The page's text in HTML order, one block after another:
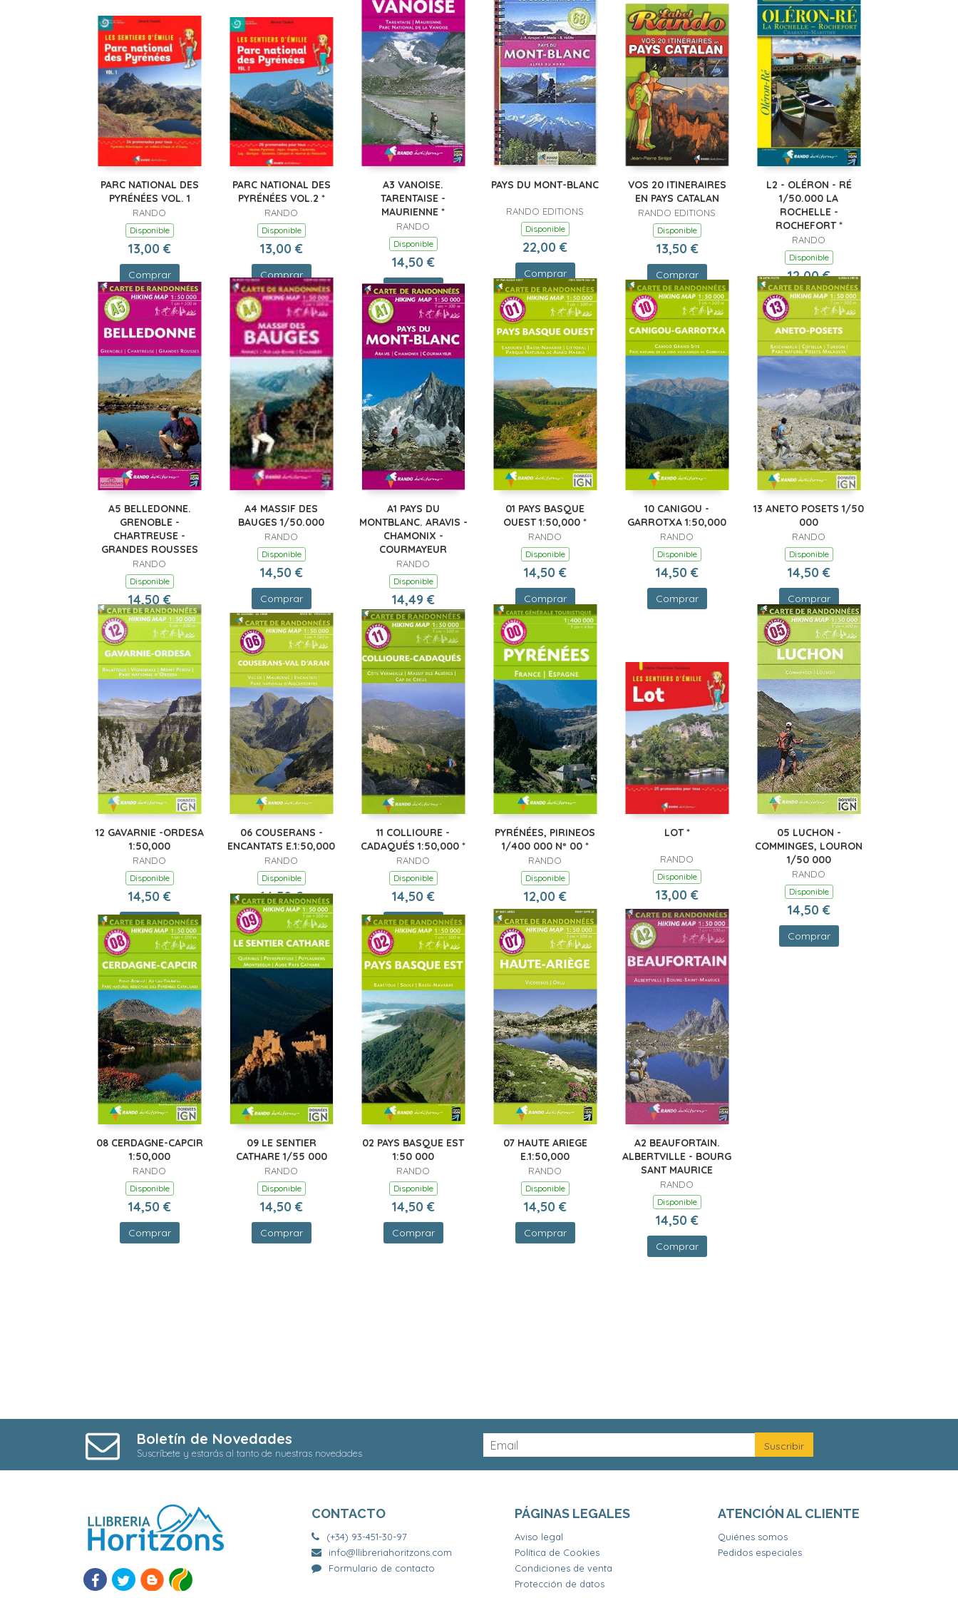
PARC NATIONAL DES
PYRÉNÉES VOL. 1
RANDO
Disponible
13,00 €
Comprar
PARC NATIONAL DES
PYRÉNÉES VOL.2 *
RANDO
Disponible
13,00 €
Comprar
A3 VANOISE.
TARENTAISE -
MAURIENNE *
RANDO
Disponible
14,50 €
Comprar
PAYS DU MONT-BLANC
RANDO EDITIONS
Disponible
22,00 €
Comprar
VOS 20 ITINERAIRES
EN PAYS CATALAN
RANDO EDITIONS
Disponible
13,50 €
Comprar
L2 - OLÉRON - RÉ
1/50.000 LA
ROCHELLE -
ROCHEFORT *
RANDO
Disponible
12,00 €
Comprar
A5 BELLEDONNE.
GRENOBLE -
CHARTREUSE -
GRANDES ROUSSES
RANDO
Disponible
14,50 €
Comprar
A4 MASSIF DES
BAUGES 1/50.000
RANDO
Disponible
14,50 €
Comprar
A1 PAYS DU
MONTBLANC. ARAVIS -
CHAMONIX -
COURMAYEUR
RANDO
Disponible
14,49 €
Comprar
01 PAYS BASQUE
OUEST 1:50,000 *
RANDO
Disponible
14,50 €
Comprar
10 CANIGOU -
GARROTXA 1:50,000
RANDO
Disponible
14,50 €
Comprar
13 ANETO POSETS 1/50
000
RANDO
Disponible
14,50 €
Comprar
12 GAVARNIE -ORDESA
1:50,000
RANDO
Disponible
14,50 €
Comprar
06 COUSERANS -
ENCANTATS E.1:50,000
RANDO
Disponible
14,50 €
Comprar
11 COLLIOURE -
CADAQUÉS 1:50,000 *
RANDO
Disponible
14,50 €
Comprar
PYRÉNÉES, PIRINEOS
1/400 000 Nº 00 *
RANDO
Disponible
12,00 €
Comprar
LOT *
RANDO
Disponible
13,00 €
Comprar
05 LUCHON -
COMMINGES, LOURON
1/50 000
RANDO
Disponible
14,50 €
Comprar
08 CERDAGNE-CAPCIR
1:50,000
RANDO
Disponible
14,50 €
Comprar
09 LE SENTIER
CATHARE 1/55 000
RANDO
Disponible
14,50 €
Comprar
02 PAYS BASQUE EST
1:50 000
RANDO
Disponible
14,50 €
Comprar
07 HAUTE ARIEGE
E.1:50,000
RANDO
Disponible
14,50 €
Comprar
A2 BEAUFORTAIN.
ALBERTVILLE - BOURG
SANT MAURICE
RANDO
Disponible
14,50 €
Comprar
Boletín de Novedades
Suscríbete y estarás al tanto de nuestras novedades
CONTACTO
(+34) 93-451-30-97
info@llibreriahoritzons.com
Formulario de contacto
PÁGINAS LEGALES
Aviso legal
Política de Cookies
Condiciones de venta
Protección de datos
ATENCIÓN AL CLIENTE
Quiénes somos
Pedidos especiales